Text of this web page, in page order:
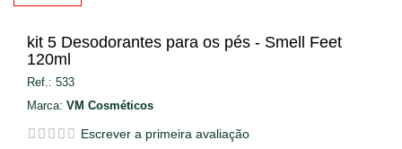
kit 5 Desodorantes para os pés - Smell Feet
120ml
Ref.: 533
Marca: VM Cosméticos
Escrever a primeira avaliação